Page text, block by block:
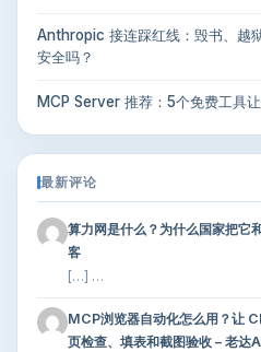
Anthropic 接连踩红线：毁书、越
安全吗？
MCP Server 推荐：5个免费工具
最新评论
算力网是什么？为什么国家把它
客
[…] …
MCP浏览器自动化怎么用？让
页检查、填表和截图验收 – 老达